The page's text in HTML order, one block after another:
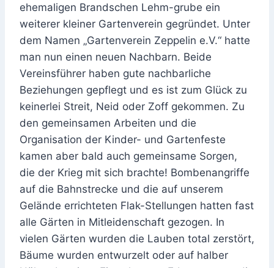
ehemaligen Brandschen Lehm-grube ein
weiterer kleiner Gartenverein gegründet. Unter
dem Namen „Gartenverein Zeppelin e.V.“ hatte
man nun einen neuen Nachbarn. Beide
Vereinsführer haben gute nachbarliche
Beziehungen gepflegt und es ist zum Glück zu
keinerlei Streit, Neid oder Zoff gekommen. Zu
den gemeinsamen Arbeiten und die
Organisation der Kinder- und Gartenfeste
kamen aber bald auch gemeinsame Sorgen,
die der Krieg mit sich brachte! Bombenangriffe
auf die Bahnstrecke und die auf unserem
Gelände errichteten Flak-Stellungen hatten fast
alle Gärten in Mitleidenschaft gezogen. In
vielen Gärten wurden die Lauben total zerstört,
Bäume wurden entwurzelt oder auf halber